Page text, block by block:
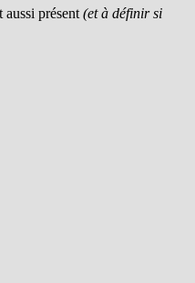
présent (et à définir si